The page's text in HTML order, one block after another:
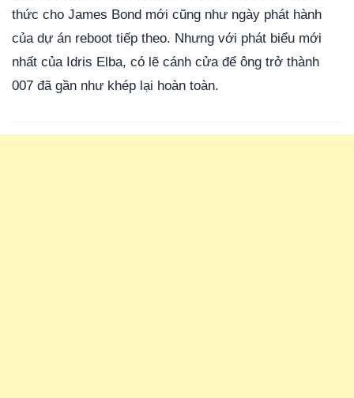
thức cho James Bond mới cũng như ngày phát hành
của dự án reboot tiếp theo. Nhưng với phát biểu mới
nhất của Idris Elba, có lẽ cánh cửa để ông trở thành
007 đã gần như khép lại hoàn toàn.